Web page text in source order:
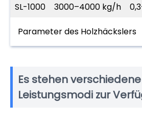
SL-1000
3000–4000 kg/h
Parameter des Holzhäckslers
Es stehen verschiedene
Leistungsmodi zur